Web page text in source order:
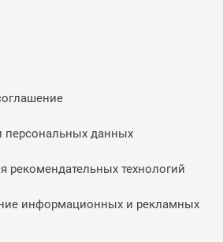
персональных данных
рекомендательных технологий
информационных и рекламных